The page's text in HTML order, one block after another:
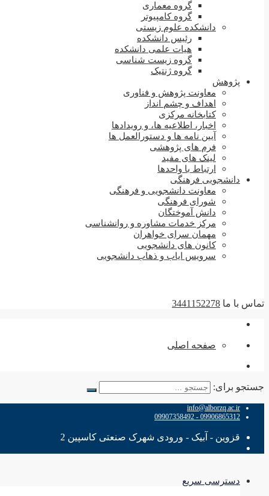
گروه معماری
گروه کامپیوتر
دانشکده علوم زیستی
رئیس دانشکده
هیات علمی دانشکده
گروه زیست شناسی
گروه ژنتیک
پژوهش
معاونت پژوهش و فناوری
اهداف و چشم انداز
کتابخانه مرکزی
اخبار، اطلاعیه ها، و رویدادها
آیین نامه ها و دستورالعمل ها
فرم های پژوهشی
لینک های مفید
ارتباط با واحدها
دانشجویی فرهنگی
معاونت دانشجویی و فرهنگی
شورای فرهنگی
دانش آموختگان
مرکز خدمات مشاوره و روانشناسی
مهمان سرای خواهران
کانون های دانشجویی
سرویس ایاب و ذهاب دانشجویی
تماس با ما 3441152278
صفحه اصلی
جستجو برای:
info@alborzq.ac.ir
09906865312 - 09907358492
قزوین - آبیک - ورودی شهرک صنعتی کاسپین 2
دسترسی سریع